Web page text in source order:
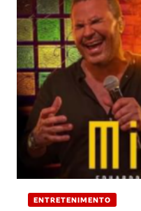
ENTRETENIMENTO